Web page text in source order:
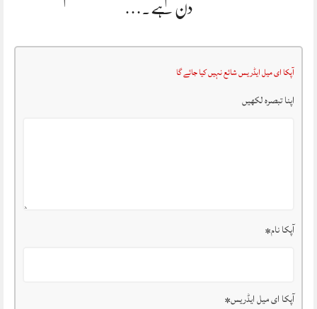
دن ہے.…
آپکا ای میل ایڈریس شائع نہیں کیا جائے گا
اپنا تبصرہ لکھیں
آپکا نام*
آپکا ای میل ایڈریس*